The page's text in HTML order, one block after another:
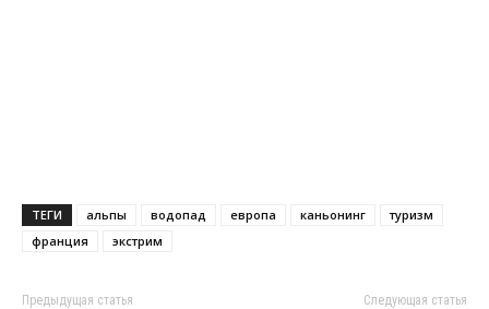
ТЕГИ альпы водопад европа каньонинг
туризм
франция
экстрим
Предыдущая статья Следующая статья